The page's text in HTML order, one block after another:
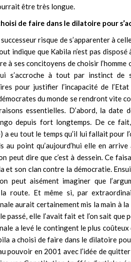
être très longue.
de faire dans le dilatoire pour
risque de s’apparenter à
indique que Kabila n’est pas
à ses concitoyens de choisir l’homme
s’accroche à tout par instinct de
pour justifier l’incapacité de
du monde se rendront vite
essentielles. D’abord, la
depuis fort longtemps. De ce
a eu tout le temps qu’il lui fallait pour
au point qu’aujourd’hui elle en
peut dire que c’est à dessein. Ce
et son clan contre la démocratie.
peut aisément imaginer que
route. Et même si, par
aurait certainement mis la main à
passé, elle l’avait fait et l’on sait que
a levé le contingent le plus coûteux
a choisi de faire dans le dilatoire
au pouvoir en 2001 avec l’idée de